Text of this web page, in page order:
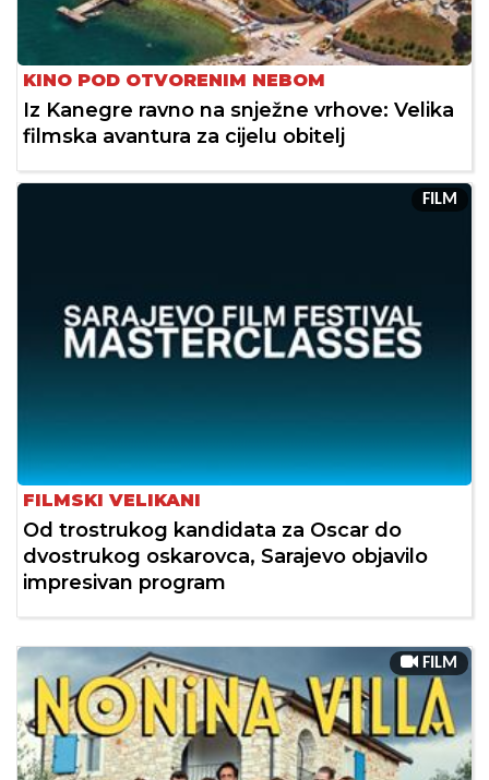
KINO POD OTVORENIM NEBOM
Iz Kanegre ravno na snježne vrhove: Velika
filmska avantura za cijelu obitelj
FILM
FILMSKI VELIKANI
Od trostrukog kandidata za Oscar do
dvostrukog oskarovca, Sarajevo objavilo
impresivan program
FILM